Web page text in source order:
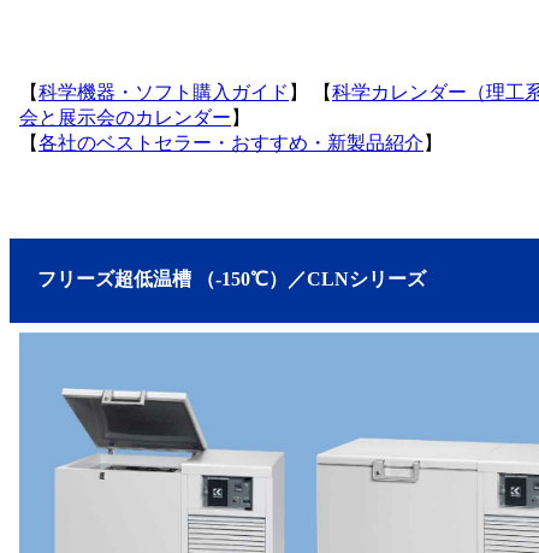
【科学機器・ソフト購入ガイド 】 【科学カレンダー（理工
会と展示会のカレンダー 】
【各社のベストセラー・おすすめ・新製品紹介 】
フリーズ超低温槽 （-150℃）／CLNシリーズ